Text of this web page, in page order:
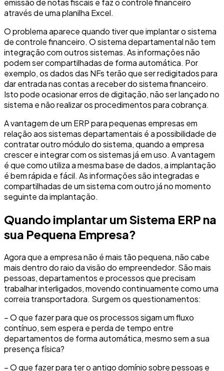
emissão de notas fiscais e faz o controle financeiro
através de uma planilha Excel.
O problema aparece quando tiver que implantar o sistema
de controle financeiro. O sistema departamental não tem
integração com outros sistemas. As informações não
podem ser compartilhadas de forma automática. Por
exemplo, os dados das NFs terão que ser redigitados para
dar entrada nas contas a receber do sistema financeiro.
Isto pode ocasionar erros de digitação, não ser lançado no
sistema e não realizar os procedimentos para cobrança.
A vantagem de um ERP para pequenas empresas em
relação aos sistemas departamentais é a possibilidade de
contratar outro módulo do sistema, quando a empresa
crescer e integrar com os sistemas já em uso. A vantagem
é que como utiliza a mesma base de dados, a implantação
é bem rápida e fácil. As informações são integradas e
compartilhadas de um sistema com outro já no momento
seguinte da implantação.
Quando implantar um Sistema ERP na
sua Pequena Empresa?
Agora que a empresa não é mais tão pequena, não cabe
mais dentro do raio da visão do empreendedor. São mais
pessoas, departamentos e processos que precisam
trabalhar interligados, movendo continuamente como uma
correia transportadora. Surgem os questionamentos:
– O que fazer para que os processos sigam um fluxo
contínuo, sem espera e perda de tempo entre
departamentos de forma automática, mesmo sem a sua
presença física?
– O que fazer para ter o antigo domínio sobre pessoas e